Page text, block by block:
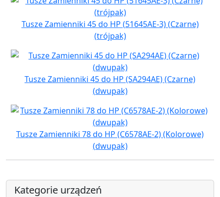
Tusze Zamienniki 45 do HP (51645AE-3) (Czarne)
(trójpak)
Tusze Zamienniki 45 do HP (SA294AE) (Czarne)
(dwupak)
Tusze Zamienniki 78 do HP (C6578AE-2) (Kolorowe)
(dwupak)
Kategorie urządzeń